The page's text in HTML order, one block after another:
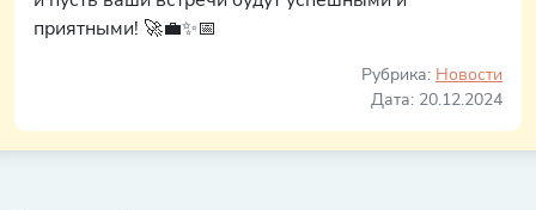
приятными! 🚀💼✨📅
Рубрика: Новости
Дата: 20.12.2024